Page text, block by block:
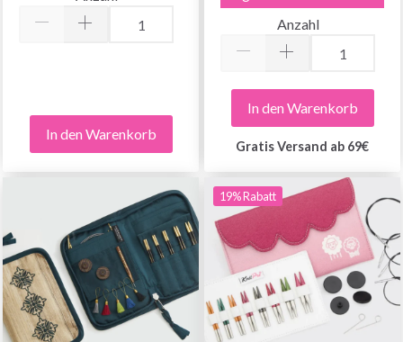
In den Warenkorb
Anzahl
In den Warenkorb
Gratis Versand ab 69€
19% Rabatt